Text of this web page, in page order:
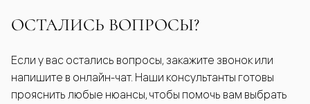
ОСТАЛИСЬ ВОПРОСЫ?
Если у вас остались вопросы, закажите звонок или
напишите в онлайн-чат. Наши консультанты готовы
прояснить любые нюансы, чтобы помочь вам выбрать